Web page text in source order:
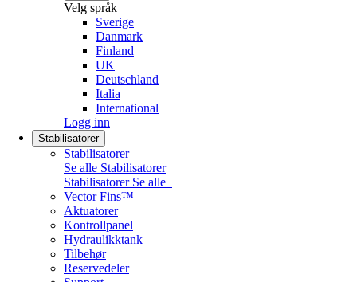
Velg språk
Sverige
Danmark
Finland
UK
Deutschland
Italia
International
Logg inn
Stabilisatorer
Stabilisatorer
Se alle Stabilisatorer
Stabilisatorer Se alle
Vector Fins™
Aktuatorer
Kontrollpanel
Hydraulikktank
Tilbehør
Reservedeler